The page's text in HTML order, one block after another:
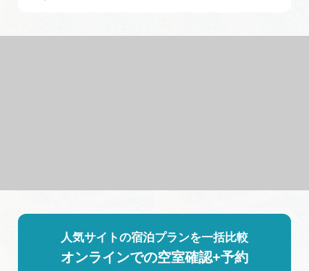
人気サイトの宿泊プランを一括比較
オンラインでの空室確認+予約